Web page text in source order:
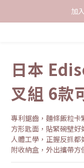
限時
加
限時
日本
叉組 6款
專利鋸齒，麵條飯粒卡
方形匙面，貼緊碗壁好
人體工學，正握反抓都
附收納盒，外出攜帶方